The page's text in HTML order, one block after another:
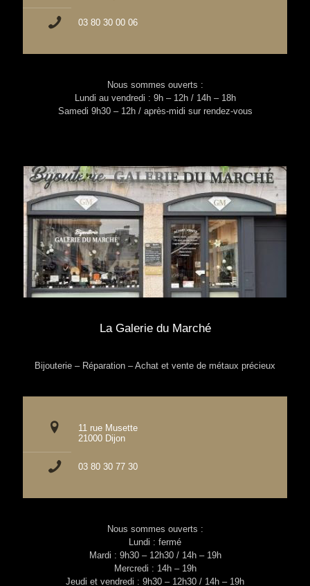
03 80 30 00 06
Nous sommes ouverts :
Lundi au vendredi : 9h – 12h / 14h – 18h
Samedi 9h30 – 12h / après-midi sur rendez-vous
La Galerie du Marché
Bijouterie – Réparation – Achat et vente de métaux précieux
11 rue Musette
21000 Dijon
03 80 30 77 30
Nous sommes ouverts :
Lundi : fermé
Mardi : 9h30 – 12h30 / 14h – 19h
Mercredi : 14h – 19h
Jeudi et vendredi : 9h30 – 12h30 / 14h – 19h